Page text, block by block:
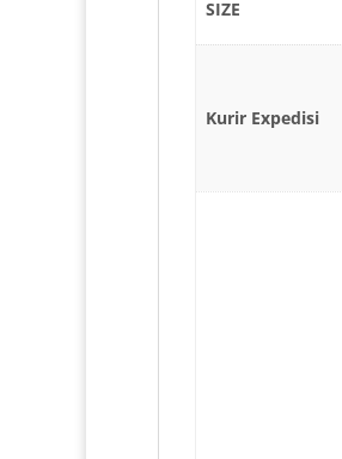
SIZE
Kurir Expedisi